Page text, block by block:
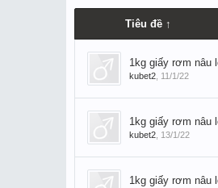
Tiêu đề ↑
1kg giấy rơm nâu
kubet2 11/1/22
1kg giấy rơm nâu
kubet2 13/1/22
1kg giấy rơm nâu